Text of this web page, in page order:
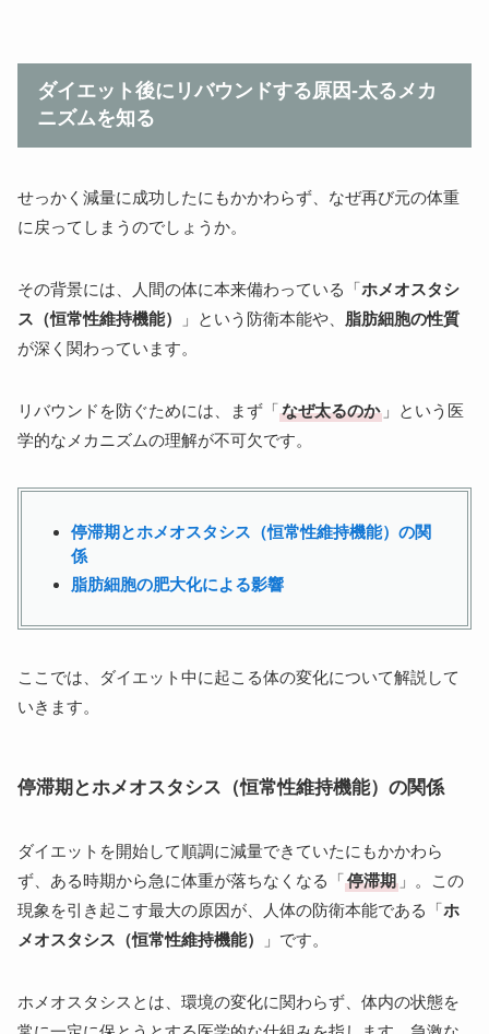
ダイエット後にリバウンドする原因-太るメカ
ニズムを知る
せっかく減量に成功したにもかかわらず、なぜ再び元の体重
に戻ってしまうのでしょうか。
その背景には、人間の体に本来備わっている「ホメオスタシ
ス（恒常性維持機能）
」という防衛本能や、 脂肪細胞の性質
が深く関わっています。
リバウンドを防ぐためには、まず「なぜ太るのか 」という医
学的なメカニズムの理解が不可欠です。
停滞期とホメオスタシス（恒常性維持機能）の関
係
脂肪細胞の肥大化による影響
ここでは、ダイエット中に起こる体の変化について解説して
いきます。
停滞期とホメオスタシス（恒常性維持機能）の関係
ダイエットを開始して順調に減量できていたにもかかわら
ず、ある時期から急に体重が落ちなくなる「 停滞期 」。この
現象を引き起こす最大の原因が、人体の防衛本能である「 ホ
メオスタシス（恒常性維持機能）
」です。
ホメオスタシスとは、環境の変化に関わらず、体内の状態を